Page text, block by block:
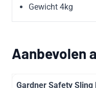
Gewicht 4kg
Aanbevolen
Gardner Safety Sling